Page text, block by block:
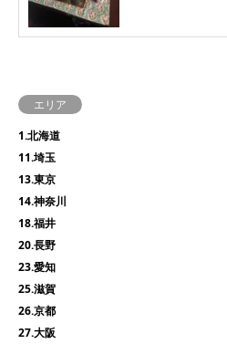
エリア
1.北海道
11.埼玉
13.東京
14.神奈川
18.福井
20.長野
23.愛知
25.滋賀
26.京都
27.大阪